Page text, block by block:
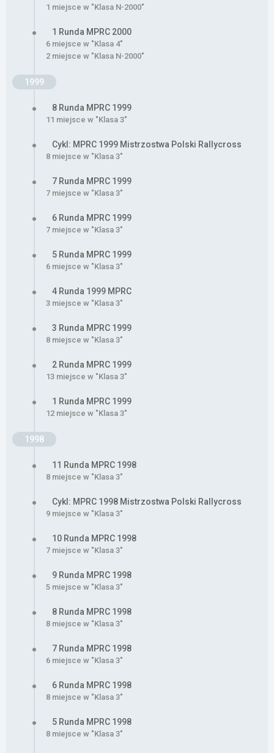
1 miejsce w "Klasa N-2000"
1 Runda MPRC 2000
6 miejsce w "Klasa 4"
2 miejsce w "Klasa N-2000"
1999
8 Runda MPRC 1999
11 miejsce w "Klasa 3"
Cykl: MPRC 1999 Mistrzostwa Polski Rallycross
8 miejsce w "Klasa 3"
7 Runda MPRC 1999
7 miejsce w "Klasa 3"
6 Runda MPRC 1999
7 miejsce w "Klasa 3"
5 Runda MPRC 1999
6 miejsce w "Klasa 3"
4 Runda 1999 MPRC
3 miejsce w "Klasa 3"
3 Runda MPRC 1999
8 miejsce w "Klasa 3"
2 Runda MPRC 1999
13 miejsce w "Klasa 3"
1 Runda MPRC 1999
12 miejsce w "Klasa 3"
1998
11 Runda MPRC 1998
8 miejsce w "Klasa 3"
Cykl: MPRC 1998 Mistrzostwa Polski Rallycross
9 miejsce w "Klasa 3"
10 Runda MPRC 1998
7 miejsce w "Klasa 3"
9 Runda MPRC 1998
5 miejsce w "Klasa 3"
8 Runda MPRC 1998
8 miejsce w "Klasa 3"
7 Runda MPRC 1998
6 miejsce w "Klasa 3"
6 Runda MPRC 1998
8 miejsce w "Klasa 3"
5 Runda MPRC 1998
8 miejsce w "Klasa 3"